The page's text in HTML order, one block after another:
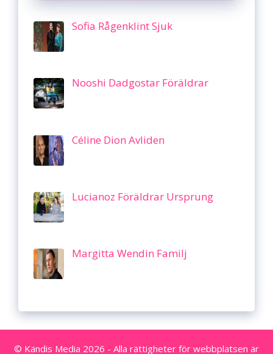
Sofia Rågenklint Sjuk
Nooshi Dadgostar Föräldrar
Céline Dion Avliden
Lucianoz Föräldrar Ursprung
Margitta Wendin Familj
© Kändis Media 2026 - Alla rättigheter för webbplatsen är